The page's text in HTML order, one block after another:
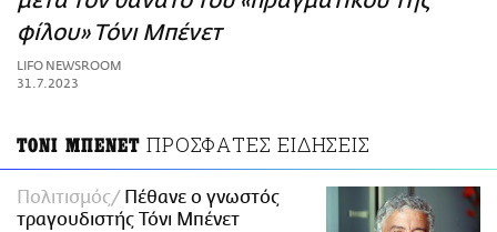
ΑΜΠΑ
PRINT
φίλου» Τόνι Μπένετ
LIFO NEWSROOM
31.7.2023
ΤΟΝΙ ΜΠΕΝΕΤ ΠΡΟΣΦΑΤΕΣ ΕΙΔΗΣΕΙΣ
Πολιτισμός
Πέθανε ο γνωστός
τραγουδιστής Τόνι Μπένετ